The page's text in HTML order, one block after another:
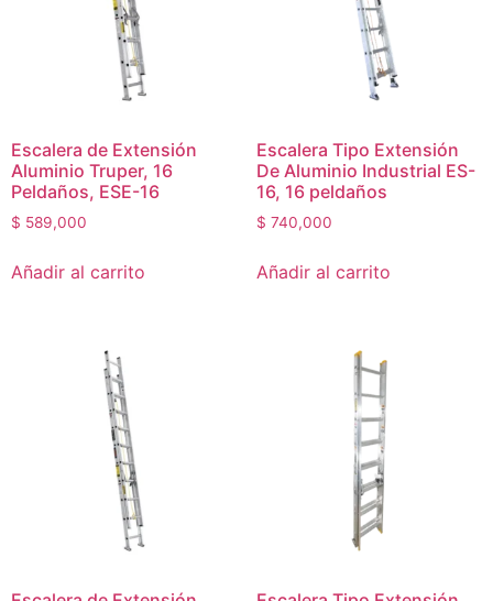
Escalera de Extensión
Aluminio Truper, 16
Peldaños, ESE-16
$ 589,000
Añadir al carrito
Escalera Tipo Extensión
De Aluminio Industrial ES-
16, 16 peldaños
$ 740,000
Añadir al carrito